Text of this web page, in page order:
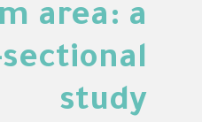
area: a
study‏